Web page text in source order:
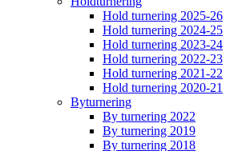
Hold turnering 2025-26
Hold turnering 2024-25
Hold turnering 2023-24
Hold turnering 2022-23
Hold turnering 2021-22
Hold turnering 2020-21
Byturnering
By turnering 2022
By turnering 2019
By turnering 2018